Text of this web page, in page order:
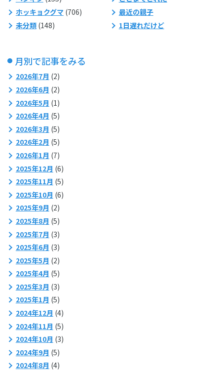
ホッキョクグマ (706)
未分類(148)
最近の親子
1日遅れだけど
月別で記事をみる
2026年7月 (2)
2026年6月 (2)
2026年5月 (1)
2026年4月 (5)
2026年3月 (5)
2026年2月 (5)
2026年1月 (7)
2025年12月 (6)
2025年11月 (5)
2025年10月 (6)
2025年9月 (2)
2025年8月 (5)
2025年7月 (3)
2025年6月 (3)
2025年5月 (2)
2025年4月 (5)
2025年3月 (3)
2025年1月 (5)
2024年12月 (4)
2024年11月 (5)
2024年10月 (3)
2024年9月 (5)
2024年8月 (4)